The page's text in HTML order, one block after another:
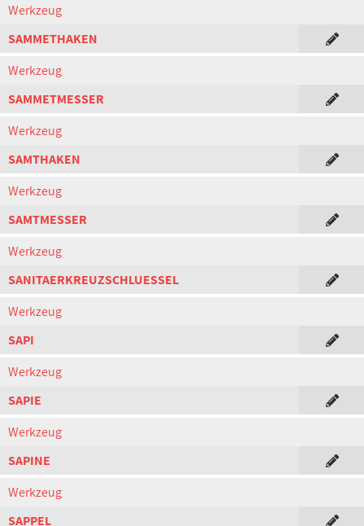
Werkzeug
SAMMETHAKEN
Werkzeug
SAMMETMESSER
Werkzeug
SAMTHAKEN
Werkzeug
SAMTMESSER
Werkzeug
SANITAERKREUZSCHLUESSEL
Werkzeug
SAPI
Werkzeug
SAPIE
Werkzeug
SAPINE
Werkzeug
SAPPEL